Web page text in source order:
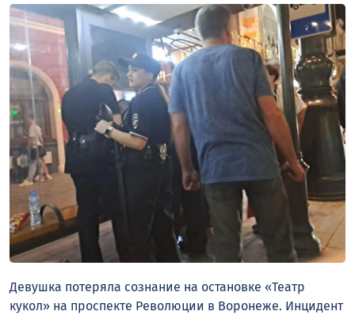
Девушка потеряла сознание на остановке «Театр
кукол» на проспекте Революции в Воронеже. Инцидент